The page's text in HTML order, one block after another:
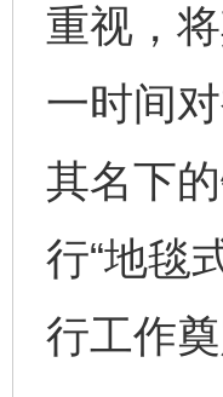
重视，
一时间
其名下
行“地毯
行工作